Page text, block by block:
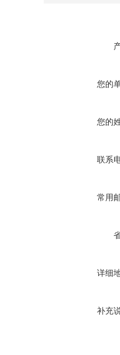
您的
您的
联系
常用
详细
补充